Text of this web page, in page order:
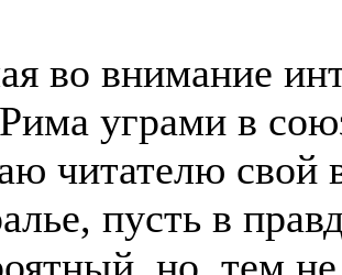
во внимание
Рима уграми в
читателю свой
пусть в